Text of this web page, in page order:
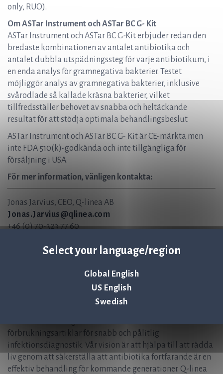
Select your language/region
Global English
US English
Swedish
only, RUO).
Om ASTar Instrument och ASTar BC G- Kit
ASTar Instrument och ASTar BC G-Kit erbjuder redan den
bredaste kombinationen av antalet antibiotika och
antalet dubbla utspädningssteg för varje antibiotikum, i
en enda analys för gramnegativa bakterier. Testet
möjliggör analys av gramnegativa bakterier, inklusive
svårodlade så kallade kräsna bakterier, vilket
tillfredsställer behovet av snabba och heltäckande
resultat för att stödja optimala behandlingsbeslut.
ASTar Instrument och ASTar BC G- Kit är CE-märkta men
inte FDA 510(k)-godkända och inte tillgängliga för
försäljning i USA.
För mer information, vänligen kontakta:
Jonas Jarvius, CEO, Q-linea AB
Jonas.Jarvius@qlinea.com
+46 (0) 70-323 77 60
Christer Samuelsson, CFO / IR, Q-linea AB
Christer.Samuelsson@qlinea.com
förbrukningsartiklar för snabb och pålitlig
infektionsdiagnostik. Vår vision är att hjälpa till att rädda
liv genom att säkerställa att antibiotika fortfarande är en
effektiv behandling för kommande generationer. Q-linea